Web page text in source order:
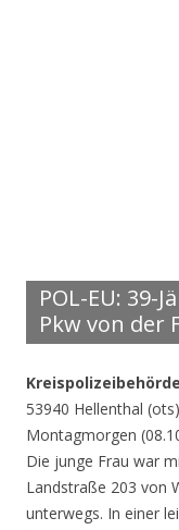
POL-EU: 39-
Pkw von der
53940 Hellenthal
Montagmorgen
Die junge Frau war
Landstraße 203 von
unterwegs. In einer